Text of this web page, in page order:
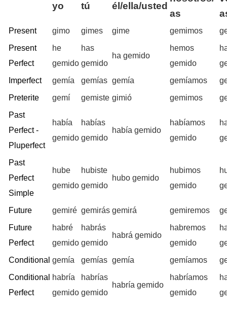
yo tú él/ella/usted
as
Present gimo gimes gime gemimos
Present
Perfect
he
gemido
has
gemido
ha gemido
hemos
gemido
Imperfect
gemía gemías gemía gemíamos
Preterite
gemí gemiste gimió gemimos
Past
Perfect -
Pluperfect
había
gemido
habías
gemido
había gemido
habíamos
gemido
Past
Perfect
Simple
hube
gemido
hubiste
gemido
hubo gemido
hubimos
gemido
Future gemiré gemirás gemirá gemiremos
Future
Perfect
habré
gemido
habrás
gemido
habrá gemido
habremos
gemido
Conditional gemía gemías gemía gemíamos
Conditional
Perfect
habría
gemido
habrías
gemido
habría gemido
habríamos
gemido